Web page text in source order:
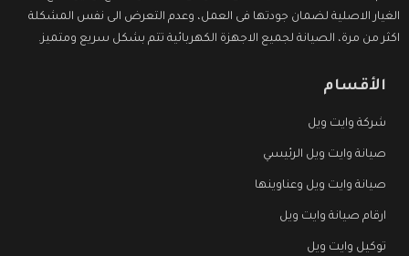
الغيار الاصلية لضمان جودتها فى العمل، وعدم التعرض الى نفس المشكلة
اكثر من مرة، الصيانة لجميع الاجهزة الكهربائية تتم بشكل سريع ومتميز.
الأقسام
شركة وايت ويل
صيانة وايت ويل الرئيسي
صيانة وايت ويل وعناوينها
ارقام صيانة وايت ويل
توكيل وايت ويل